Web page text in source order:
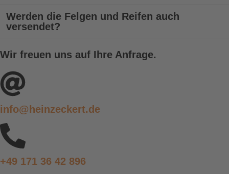
Werden die Felgen und Reifen auch
versendet?
Wir freuen uns auf Ihre Anfrage.
info@heinzeckert.de
+49 171 36 42 896